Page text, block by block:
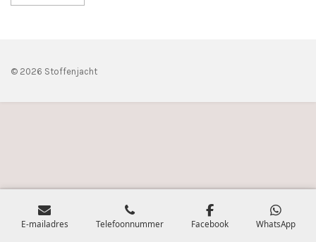
© 2026 Stoffenjacht
E-mailadres Telefoonnummer Facebook WhatsApp